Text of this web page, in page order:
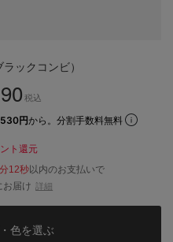
ックコンビ）
税込
円から。分割手数料無料
ト還元
12秒以内のお支払いで
お届け 詳細
色を選ぶ